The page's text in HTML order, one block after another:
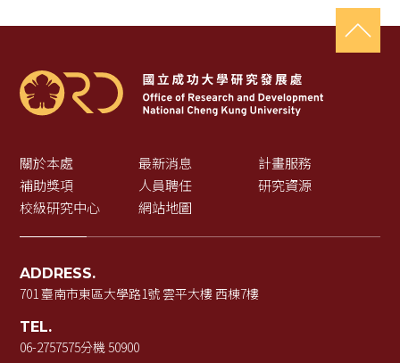
關於本處 最新消息
計畫服務
補助獎項
人員聘任
研究資源
校級研究中心
網站地圖
ADDRESS.
701 臺南市東區大學路1號 雲平大樓 西棟7樓
TEL.
06-2757575分機 50900